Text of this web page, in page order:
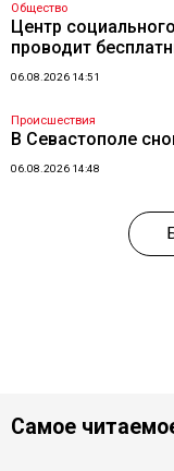
Общество
Центр
проводит
06.08.2026 14:51
Происшествия
В Севастополе
06.08.2026 14:48
Самое